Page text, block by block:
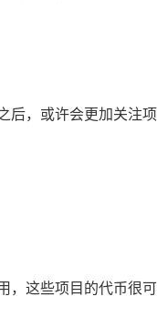
后，或许会更加关注
，这些项目的代币很